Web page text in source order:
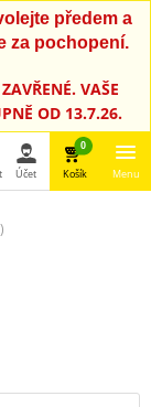
předem a
za pochopení.
VAŠE
OD 13.7.26.
Účet
0
Košík Menu